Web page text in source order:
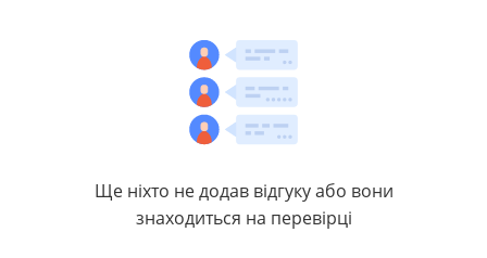
Ще ніхто не додав відгуку або вони
знаходиться на перевірці